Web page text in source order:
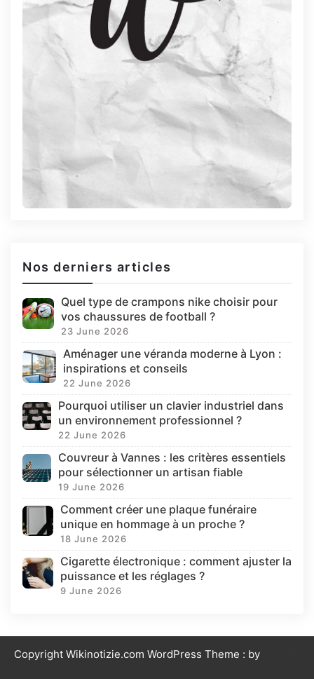
Nos derniers articles
Quel type de crampons nike choisir pour
vos chaussures de football ?
23 June 2026
Aménager une véranda moderne à Lyon :
inspirations et conseils
22 June 2026
Pourquoi utiliser un clavier industriel dans
un environnement professionnel ?
22 June 2026
Couvreur à Vannes : les critères essentiels
pour sélectionner un artisan fiable
19 June 2026
Comment créer une plaque funéraire
unique en hommage à un proche ?
18 June 2026
Cigarette électronique : comment ajuster la
puissance et les réglages ?
9 June 2026
Copyright Wikinotizie.com WordPress Theme : by